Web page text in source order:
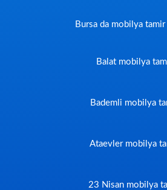
Bursa da mobilya tamir
Balat mobilya
Bademli mobilya
Ataevler mobilya
23 Nisan mobilya